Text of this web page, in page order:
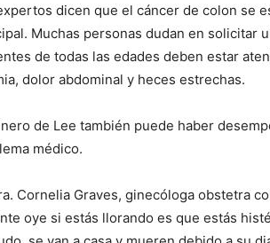
dicen que el cáncer de colon se
Muchas personas dudan en solicitar
de todas las edades deben estar
dolor abdominal y heces estrechas.
de Lee también puede haber
médico.
Cornelia Graves, ginecóloga obstetra
oye si estás llorando es que estás